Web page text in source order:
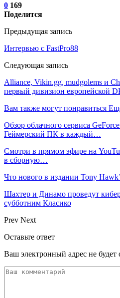
0 169
Поделится
Предыдущая запись
Интервью с FastPro88
Следующая запись
Alliance, Vikin.gg, mudgolems и
первый дивизион европейской
Вам также могут понравиться
Обзор облачного сервиса
Геймерский ПК в каждый…
Смотри в прямом эфире на
в сборную…
Что нового в издании Tony
Шахтер и Динамо проведут
субботним Класико
Prev Next
Оставьте ответ
Ваш электронный адрес не будет